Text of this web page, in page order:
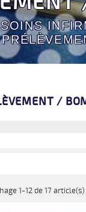
SOINS
/
1-12 de 17 article(s)